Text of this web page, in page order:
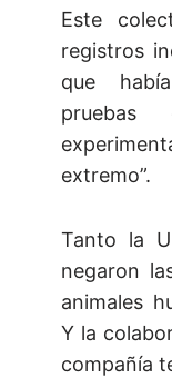
Este
registros
que
pruebas
extremo”.
Tanto la
negaron
animales
Y la
compañía